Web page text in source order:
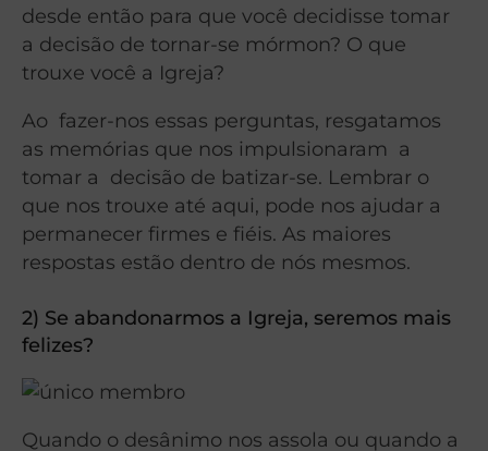
desde então para que você decidisse tomar
a decisão de tornar-se mórmon? O que
trouxe você a Igreja?
Ao fazer-nos essas perguntas, resgatamos
as memórias que nos impulsionaram a
tomar a decisão de batizar-se. Lembrar o
que nos trouxe até aqui, pode nos ajudar a
permanecer firmes e fiéis. As maiores
respostas estão dentro de nós mesmos.
2) Se abandonarmos a Igreja, seremos mais
felizes?
Quando o desânimo nos assola ou quando a